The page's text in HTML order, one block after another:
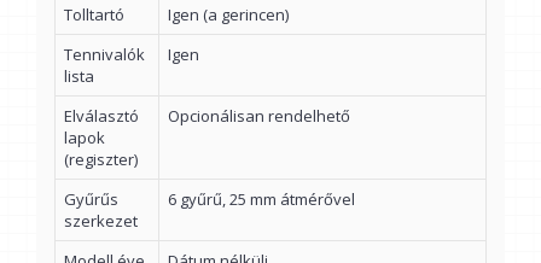
Tolltartó
Igen (a gerincen)
Tennivalók
lista
Igen
Elválasztó
lapok
(regiszter)
Opcionálisan rendelhető
Gyűrűs
szerkezet
6 gyűrű, 25 mm átmérővel